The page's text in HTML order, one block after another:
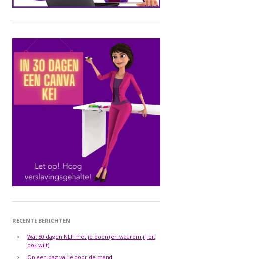
RECENTE BERICHTEN
Wat 50 dagen NLP met je doen (en waarom jij dit
ook wilt)
Op een dag val je door de mand